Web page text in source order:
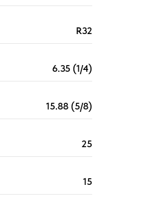
R32
6.35 (1/4)
15.88 (5/8)
25
15